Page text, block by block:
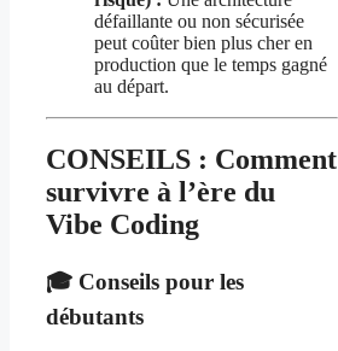
défaillante ou non sécurisée
peut coûter bien plus cher en
production que le temps gagné
au départ.
CONSEILS : Comment
survivre à l’ère du
Vibe Coding
🎓 Conseils pour les
débutants